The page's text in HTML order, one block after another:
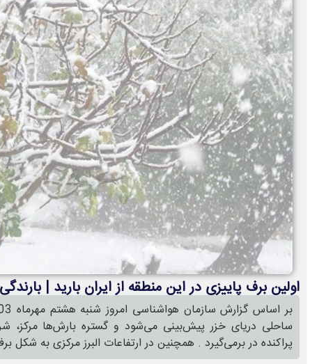
اولین برف پاییزی در این منطقه از ایران بارید | بارندگی‌ها در ۱۰ استان
ساحلی دریای خزر پیش‌بینی می‌شود و گستره بارش‌ها
پراکنده در برمی‌گیرد . همچنین در ارتفاعات البرز مرکزی به